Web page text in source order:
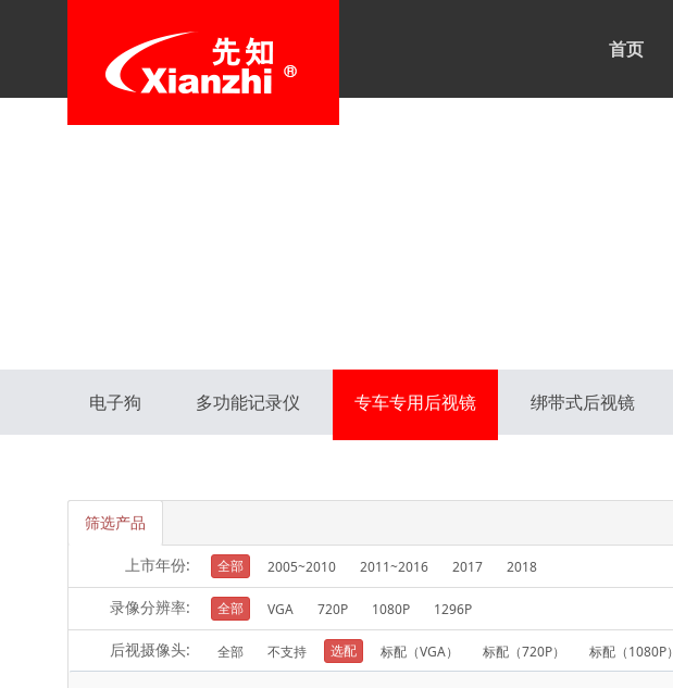
首页
电子狗 多功能记录仪 专车专用后视镜 绑带式后视镜
筛选产品
上市年份: 全部 2005~2010 2011~2016 2017 2018
录像分辨率: 全部 VGA 720P 1080P 1296P
后视摄像头: 全部 不支持 选配 标配（VGA） 标配（720P） 标配（1080P）